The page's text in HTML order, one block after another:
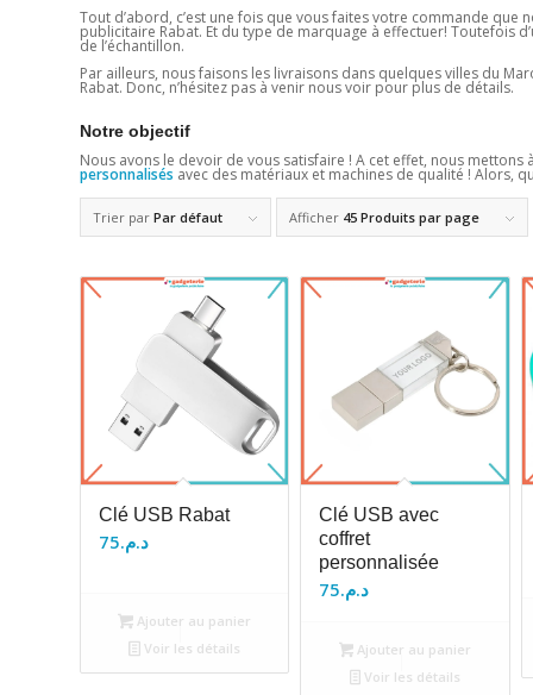
Tout d’abord, c’est une fois que vous faites votre commande
publicitaire Rabat. Et du type de marquage à effectuer! Toutefois
de l’échantillon.
Par ailleurs, nous faisons les livraisons dans quelques villes du
Rabat. Donc, n’hésitez pas à venir nous voir pour plus de détails.
Notre objectif
Nous avons le devoir de vous satisfaire ! A cet effet, nous
personnalisés avec des matériaux et machines de qualité ! Alors,
Trier par Par défaut Afficher 45 Produits par page
Clé USB Rabat
د.م.75
Ajouter au panier
Voir les détails
Clé USB avec
coffret
personnalisée
د.م.75
Ajouter au panier
Voir les détails